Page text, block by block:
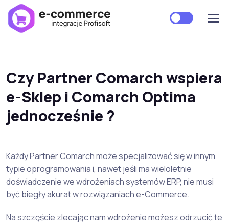
Czy Partner Comarch wspiera
e-Sklep i Comarch Optima
jednocześnie ?
Każdy Partner Comarch może specjalizować się w innym
typie oprogramowania i, nawet jeśli ma wieloletnie
doświadczenie we wdrożeniach systemów ERP, nie musi
być biegły akurat w rozwiązaniach e-Commerce.
Na szczęście zlecając nam wdrożenie możesz odrzucić te